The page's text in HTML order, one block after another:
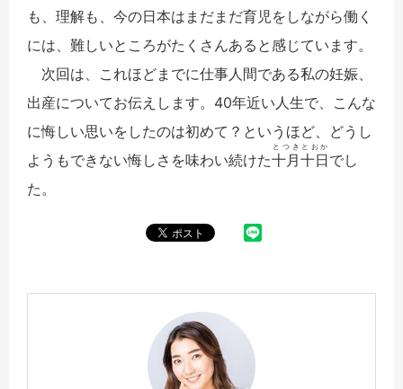
も、理解も、今の日本はまだまだ育児をしながら働く
には、難しいところがたくさんあると感じています。
次回は、これほどまでに仕事人間である私の妊娠、
出産についてお伝えします。40年近い人生で、こんな
に悔しい思いをしたのは初めて？というほど、どうし
ようもできない悔しさを味わい続けた十月十日
とつきとおか
でし
た。